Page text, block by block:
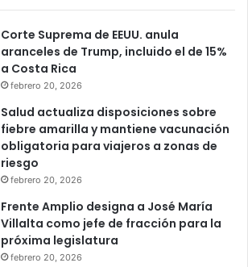
Corte Suprema de EEUU. anula
aranceles de Trump, incluido el de 15%
a Costa Rica
febrero 20, 2026
Salud actualiza disposiciones sobre
fiebre amarilla y mantiene vacunación
obligatoria para viajeros a zonas de
riesgo
febrero 20, 2026
Frente Amplio designa a José María
Villalta como jefe de fracción para la
próxima legislatura
febrero 20, 2026